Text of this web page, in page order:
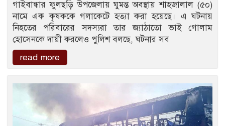
গাইবান্ধার ফুলছড়ি উপজেলায় ঘুমন্ত অবস্থায় শাহজালাল (৫০)
নামে এক কৃষককে গলাকেটে হত্যা করা হয়েছে। এ ঘটনায়
নিহতের পরিবারের সদস্যরা তার জ্যাঠাতো ভাই গোলাম
হোসেনকে দায়ী করলেও পুলিশ বলছে, ঘটনার সব
read more